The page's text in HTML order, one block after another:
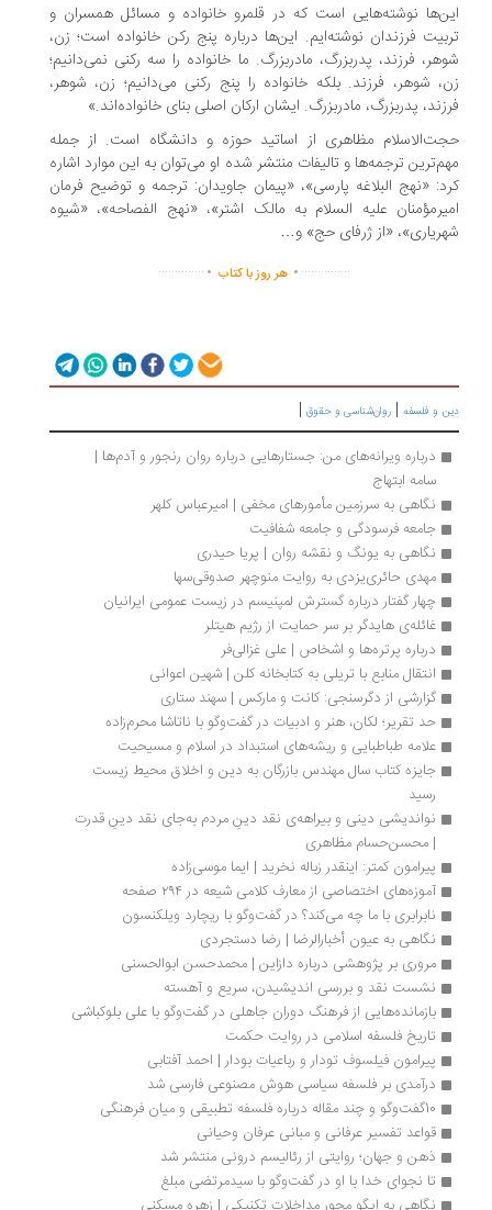
نوشته‌هایی است که در قلمرو خانواده و مسائل همسران و
فرزندان نوشته‌ایم. این‌ها درباره پنج رکن خانواده است؛ زن،
فرزند، پدربزرگ، مادربزرگ. ما خانواده را سه رکنی نمی‌دانیم؛
شوهر، فرزند. بلکه خانواده را پنج رکنی می‌دانیم؛ زن، شوهر،
پدربزرگ، مادربزرگ. ایشان ارکان اصلی بنای خانواده‌اند.»
مظاهری از اساتید حوزه و دانشگاه است. از جمله
ترجمه‌ها و تالیفات منتشر شده او می‌توان به این موارد اشاره
«نهج البلاغه پارسی»، «پیمان جاویدان: ترجمه و توضیح فرمان
علیه السلام به مالک اشتر»، «نهج الفصاحه»، «شیوه
«از ژرفای حج» و…
...............
. هر روز با کتاب.
..............
و فلسفه|روان‌شناسی و حقوق|
درباره ویرانه‌های من: جستارهایی درباره‌ روان رنجور و آدم‌ها |
سامه ابتهاج
نگاهی به سرزمین مأمورهای مخفی | امیرعباس کلهر
جامعه فرسودگی و جامعه شفافیت
نگاهی به یونگ و نقشه روان | پریا حیدری
مهدی حائری‌یزدی به روایت منوچهر صدوقی‌سها
چهار گفتار درباره گسترش لمپنیسم در زیست عمومی ایرانیان
غائله‌ی هایدگر بر سر حمایت از رژیم هیتلر
درباره پرتره‌ها و اشخاص | علی غزالی‌فر
انتقال منابع با تریلی به کتابخانه کلن | شهین اعوانی
گزارشی از دگرسنجی: کانت و مارکس | سهند ستاری
حد تقریر؛ لکان، هنر و ادبیات در گفت‌وگو با ناتاشا محرم‌زاده
علامه طباطبایی و ریشه‌های استبداد در اسلام و مسیحیت
جایزه کتاب سال مهندس بازرگان به دین و اخلاق محیط زیست
نواندیشی دینی و بیراهه‌ی نقد دینِ مردم به‌جای نقد دینِ قدرت
| محسن‌حسام مظاهری
پیرامون کمتر: اینقدر زباله نخرید | ایما موسی‌زاده
آموزه‌های اختصاصی از معارف کلامی شیعه در ۲۹۴ صفحه
نابرابری با ما چه می‌کند؟ در گفت‌وگو با ریچارد ویلکنسون
نگاهی به عیون أخبارالرضا | رضا دستجردی
مروری بر پژوهشی درباره دازاین | محمدحسن ابوالحسنی
نشست نقد و بررسی اندیشیدن، سریع و آهسته
بازمانده‌هایی از فرهنگ دوران جاهلی در گفت‌وگو با علی بلوکباشی
تاریخ فلسفه اسلامی در روایت حکمت
پیرامون فیلسوف تودار و رباعیات بودار | احمد آفتابی
درآمدی بر فلسفه سیاسی هوش مصنوعی فارسی شد
قواعد تفسیر عرفانی و مبانی عرفان وحیانی
ذهن و جهان؛ روایتی از رئالیسم درونی منتشر شد
تا نجوای خدا با او در گفت‌وگو با سیدمرتضی مبلغ